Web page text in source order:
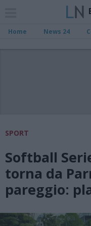
Home News 24
SPORT
Softball
torna da
pareggio: